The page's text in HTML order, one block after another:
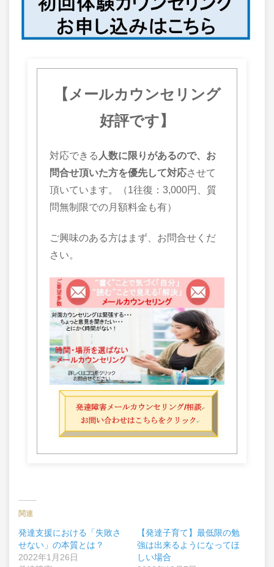
【 メールカウンセリング
好評です】
対応できる 人数に限りがあるので、お
問合せ頂いた方を優先して対応させて
頂いています。（1往復：3,000円、質
問無制限での月額料金も有）
ご興味のある方はまず、お問合せくだ
さい。
関連
発達支援における「失敗さ
せない」の本質とは？
2022年1月26日
【発達子育て】最低限の勉
強は出来るようになってほ
しい場合